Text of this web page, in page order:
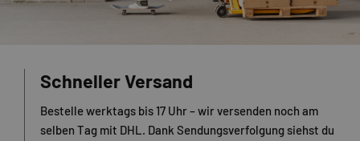
Schneller Versand
Bestelle werktags bis 17 Uhr – wir versenden noch am
selben Tag mit DHL. Dank Sendungsverfolgung siehst du